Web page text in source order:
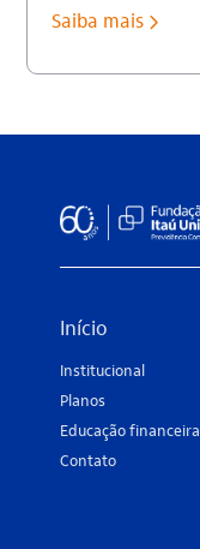
Saiba mais
Início
Institucional
Planos
Educação financeira
Contato